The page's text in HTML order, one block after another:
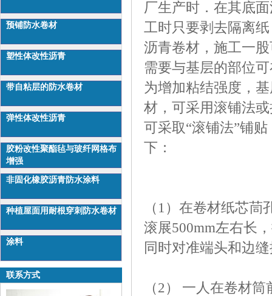
预铺防水卷材
塑性体改性沥青
带自粘层的防水卷材
弹性体改性沥青
胶粉改性聚酯毡与玻纤网格布
增强
非固化橡胶沥青防水涂料
种植屋面用耐根穿刺防水卷材
涂料
联系方式
厂生产时．在其底
工时只要剥去隔离
沥青卷材，施工一
需要与基层的部位
为增加粘结强度，
材，可采用滚铺法
可采取“滚铺法”铺
下：
（1）在卷材纸芯
滚展500mm左右长
同时对准端头和边
（2） 一人在卷材